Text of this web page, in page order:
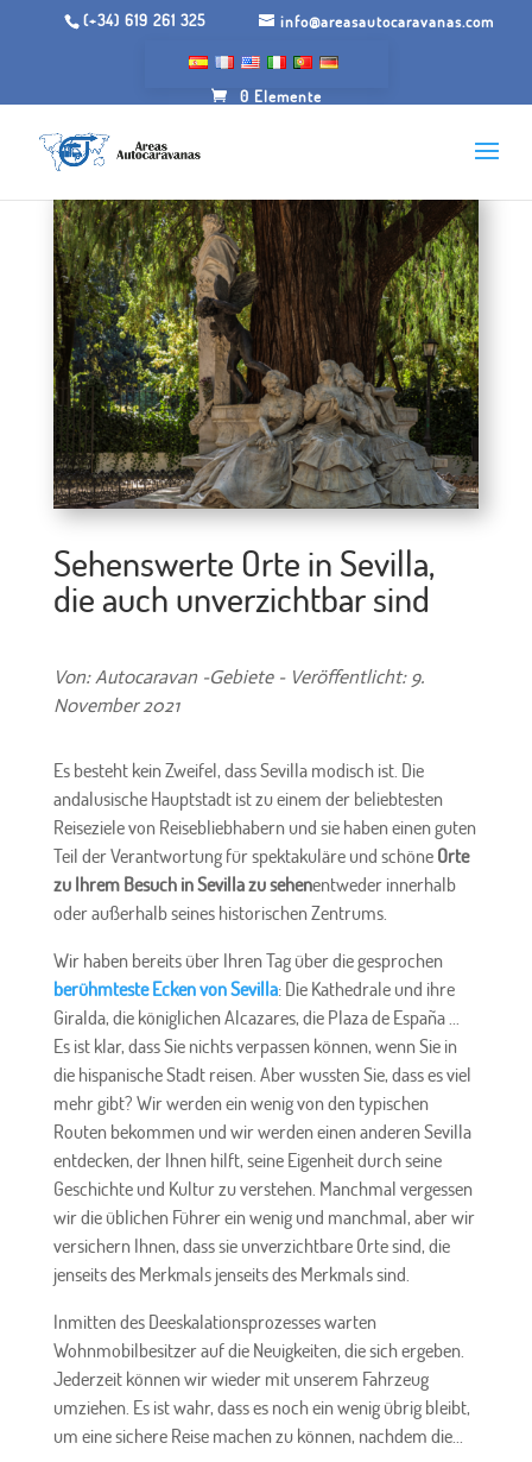
(+34) 619 261 325 info@areasautocaravanas.com
0 Elemente
Sehenswerte Orte in Sevilla,
die auch unverzichtbar sind
Von: Autocaravan -Gebiete - Veröffentlicht: 9.
November 2021
Es besteht kein Zweifel, dass Sevilla modisch ist. Die
andalusische Hauptstadt ist zu einem der beliebtesten
Reiseziele von Reisebliebhabern und sie haben einen guten
Teil der Verantwortung für spektakuläre und schöne Orte
zu Ihrem Besuch in Sevilla zu sehenentweder innerhalb
oder außerhalb seines historischen Zentrums.
Wir haben bereits über Ihren Tag über die gesprochen
berühmteste Ecken von Sevilla: Die Kathedrale und ihre
Giralda, die königlichen Alcazares, die Plaza de España ...
Es ist klar, dass Sie nichts verpassen können, wenn Sie in
die hispanische Stadt reisen. Aber wussten Sie, dass es viel
mehr gibt? Wir werden ein wenig von den typischen
Routen bekommen und wir werden einen anderen Sevilla
entdecken, der Ihnen hilft, seine Eigenheit durch seine
Geschichte und Kultur zu verstehen. Manchmal vergessen
wir die üblichen Führer ein wenig und manchmal, aber wir
versichern Ihnen, dass sie unverzichtbare Orte sind, die
jenseits des Merkmals jenseits des Merkmals sind.
Inmitten des Deeskalationsprozesses warten
Wohnmobilbesitzer auf die Neuigkeiten, die sich ergeben.
Jederzeit können wir wieder mit unserem Fahrzeug
umziehen. Es ist wahr, dass es noch ein wenig übrig bleibt,
um eine sichere Reise machen zu können, nachdem die...